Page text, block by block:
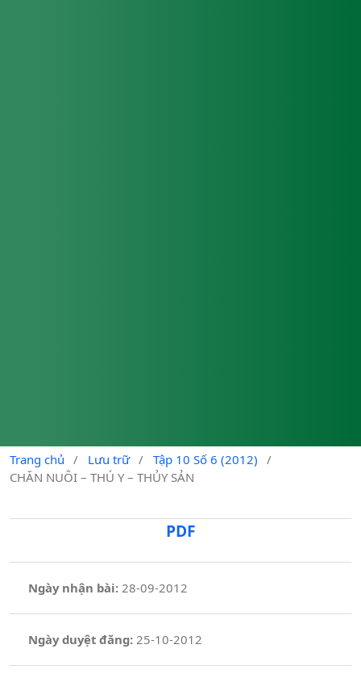
Trang chủ / Lưu trữ / Tập 10 Số 6 (2012)
/
CHĂN NUÔI – THÚ Y – THỦY SẢN
PDF
Ngày nhận bài: 28-09-2012
Ngày duyệt đăng:25-10-2012